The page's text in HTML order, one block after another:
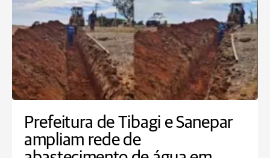
Prefeitura de Tibagi e Sanepar
ampliam rede de